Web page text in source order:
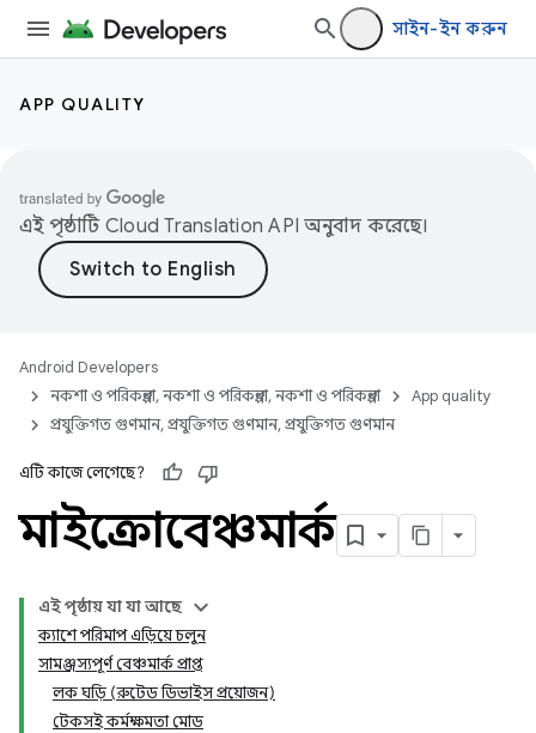
সাইন-ইন করুন
APP QUALITY
এই পৃষ্ঠাটি Cloud Translation API অনুবাদ করেছে।
Android Developers
নকশা ও পরিকল্পনা, নকশা ও পরিকল্পনা, নকশা ও পরিকল্পনা
App quality
প্রযুক্তিগত গুণমান, প্রযুক্তিগত গুণমান, প্রযুক্তিগত গুণমান
এটি কাজে লেগেছে?
মাইক্রোবেঞ্চমার্ক
এই পৃষ্ঠায় যা যা আছে
ক্যাশে পরিমাপ এড়িয়ে চলুন
সামঞ্জস্যপূর্ণ বেঞ্চমার্ক প্রাপ্ত
লক ঘড়ি (রুটেড ডিভাইস প্রয়োজন)
টেকসই কর্মক্ষমতা মোড